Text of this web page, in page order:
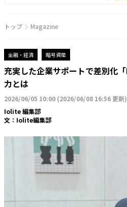
トップ Magazine
金融・経済 暗号資産
充実した企業サポートで差別
力とは
2026/06/05 10:00 (2026/06/08 16:56 更新)
Iolite 編集部
文： Iolite編集部